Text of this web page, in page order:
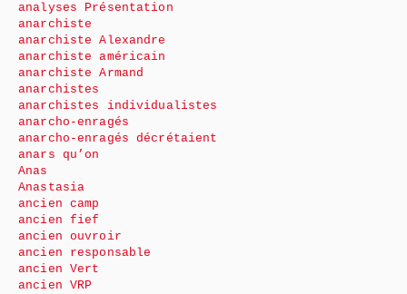
analyses Présentation
anarchiste
anarchiste Alexandre
anarchiste américain
anarchiste Armand
anarchistes
anarchistes individualistes
anarcho-enragés
anarcho-enragés décrétaient
anars qu’on
Anas
Anastasia
ancien camp
ancien fief
ancien ouvroir
ancien responsable
ancien Vert
ancien VRP